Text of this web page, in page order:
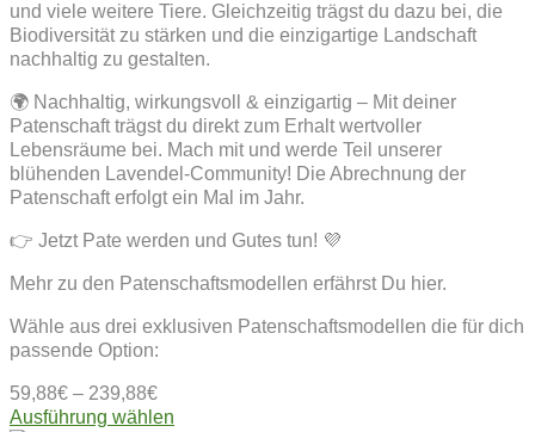
und viele weitere Tiere. Gleichzeitig trägst du dazu bei, die
Biodiversität zu stärken und die einzigartige Landschaft
nachhaltig zu gestalten.
🌍 Nachhaltig, wirkungsvoll & einzigartig – Mit deiner
Patenschaft trägst du direkt zum Erhalt wertvoller
Lebensräume bei. Mach mit und werde Teil unserer
blühenden Lavendel-Community! Die Abrechnung der
Patenschaft erfolgt ein Mal im Jahr.
👉 Jetzt Pate werden und Gutes tun! 💜
Mehr zu den Patenschaftsmodellen erfährst Du hier.
Wähle aus drei exklusiven Patenschaftsmodellen die für dich
passende Option:
59,88€ – 239,88€
Ausführung wählen